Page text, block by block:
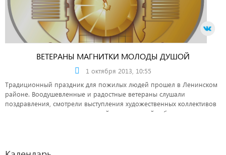
ВЕТЕРАНЫ МАГНИТКИ МОЛОДЫ ДУШОЙ
1 октября 2013, 10:55
Традиционный праздник для пожилых людей прошел в Ленинском
районе. Воодушевленные и радостные ветераны слушали
поздравления, смотрели выступления художественных коллективов
и демонстрировали чудо-урожай, выращенный собственными